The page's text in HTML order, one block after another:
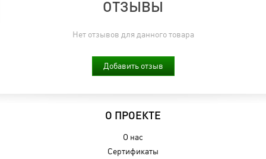
ОТЗЫВЫ
Нет отзывов для данного товара
Добавить отзыв
О ПРОЕКТЕ
О нас
Сертификаты